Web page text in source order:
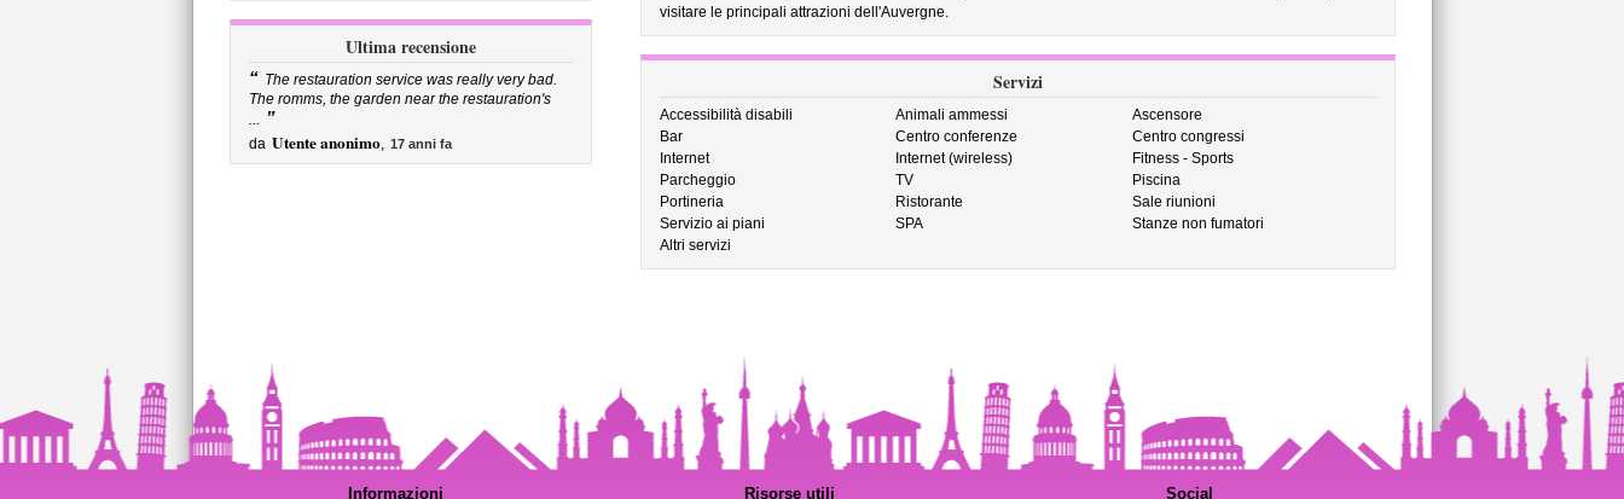
Ultima recensione
“ The restauration service was really very bad.
The romms, the garden near the restauration's
... ”
da Utente anonimo, 17 anni fa
visitare le principali attrazioni dell'Auvergne.
Servizi
Accessibilità disabili Animali ammessi
Ascensore
Bar
Centro conferenze
Centro congressi
Internet
Internet (wireless)
Fitness - Sports
Parcheggio
TV
Piscina
Portineria
Ristorante
Sale riunioni
Servizio ai piani
SPA
Stanze non fumatori
Altri servizi
Informazioni Risorse utili Social